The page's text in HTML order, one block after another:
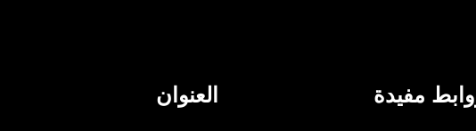
مفيدة العنوان